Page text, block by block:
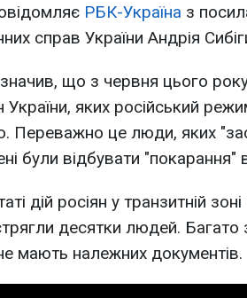
РБК-Україна з
справ України Андрія
що з червня цього
України, яких російський
Переважно це люди, яких
були відбувати "покарання"
дій росіян у транзитній
десятки людей. Багато
мають належних документів.